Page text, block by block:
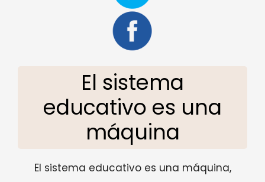
El sistema
educativo es una
máquina
El sistema educativo es una máquina,